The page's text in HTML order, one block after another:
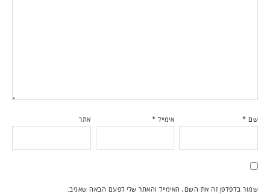
שם * אימייל * אתר
שמור בדפדפן זה את השם, האימייל והאתר שלי לפעם הבאה שאגיב.